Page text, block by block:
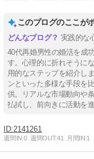
このブログのここが
実践的な
40代再婚男性の婚活を成
す。心理的に折れそうに
用的なステップを紹介し
ンといった多様な手段を
供。リアルな市場動向や
払拭し、前向きに活動を
2141261
週間IN:0 週間OUT:41 月間IN:1